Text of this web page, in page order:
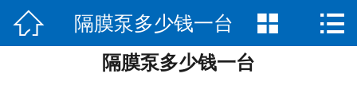
 网站首页
公司简介
 隔膜泵多少钱一台  
隔膜泵多少钱一台